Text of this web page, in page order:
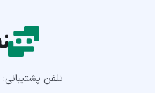
تلفن پشتیبانی: